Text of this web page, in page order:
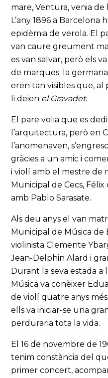
mare, Ventura, venia
L’any 1896 a Barcelona
epidèmia de verola. El
van caure greument
es van salvar, però els
de marques; la
eren tan visibles que, al
li deien el Gravadet.
El pare volia que es
l’arquitectura, però en
l’anomenaven,
gràcies a un amic i
i violí amb el mestre de
Municipal de Cecs,
amb Pablo Sarasate.
Als deu anys el van
Municipal de Música de
violinista Clemente
Jean-Delphin Alard i
Durant la seva estada a
Música va conèixer
de violí quatre anys
ells va iniciar-se una
perduraria tota la vida.
El 16 de novembre de
tenim constància del
primer concert,